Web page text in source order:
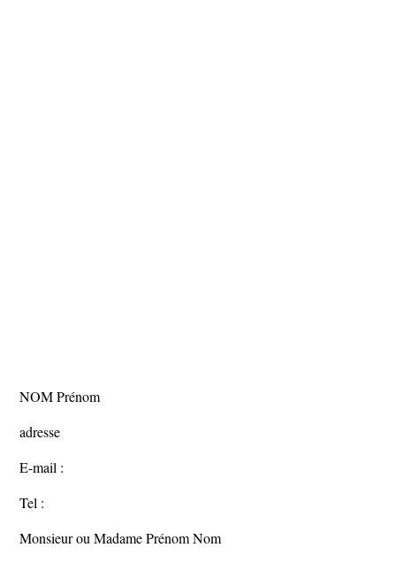
NOM Prénom
adresse
E-mail :
Tel :
Monsieur ou Madame Prénom Nom